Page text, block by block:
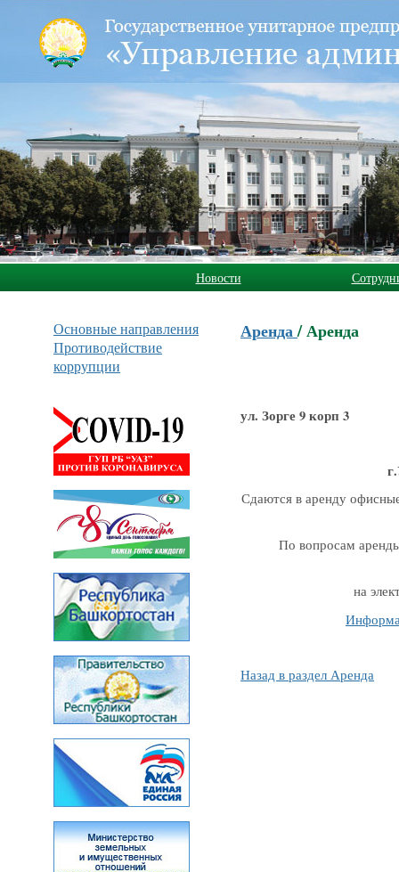
Новости
Основные направления
Противодействие
коррупции
Аренда/Аренда
ул. Зорге 9 корп 3
Сдаются в аренду
По вопросам
на
Назад в раздел Аренда